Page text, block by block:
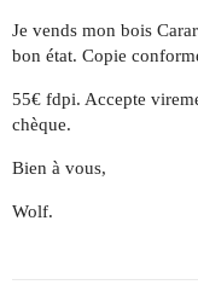
Je vends mon bois
bon état. Copie
55€ fdpi. Accepte
chèque.
Bien à vous,
Wolf.